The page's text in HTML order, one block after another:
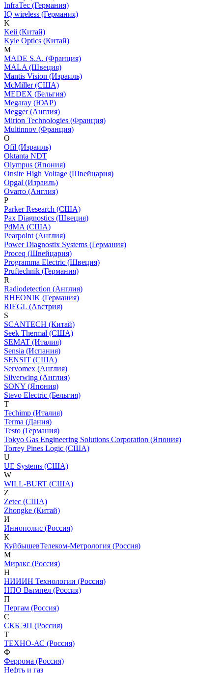
InfraTec (Германия)
IQ wireless (Германия)
K
Keii (Китай)
Kyle Optics (Китай)
M
MADE S.A. (Франция)
MALA (Швеция)
Mantis Vision (Израиль)
McMiller (США)
MEDEX (Бельгия)
Megaray (ЮАР)
Megger (Англия)
Mirion Technologies (Франция)
Multinnov (Франция)
O
Ofil (Израиль)
Oktanta NDT
Olympus (Япония)
Onsite High Voltage (Швейцария)
Opgal (Израиль)
Ovarro (Англия)
P
Parker Research (США)
Pax Diagnostics (Швеция)
PdMA (США)
Pearpoint (Англия)
Power Diagnostix Systems (Германия)
Proceq (Швейцария)
Programma Electric (Швеция)
Pruftechnik (Германия)
R
Radiodetection (Англия)
RHEONIK (Германия)
RIEGL (Австрия)
S
SCANTECH (Китай)
Seek Thermal (США)
SEMAT (Италия)
Sensia (Испания)
SENSIT (США)
Servomex (Англия)
Silverwing (Англия)
SONY (Япония)
Stevo Electric (Бельгия)
T
Techimp (Италия)
Terma (Дания)
Testo (Германия)
Tokyo Gas Engineering Solutions Corporation (Япония)
Torrey Pines Logic (США)
U
UE Systems (США)
W
WILL-BURT (США)
Z
Zetec (США)
Zhongke (Китай)
И
Иннополис (Россия)
К
КуйбышевТелеком-Метрология (Россия)
М
Миракс (Россия)
Н
НИИИН Технологии (Россия)
НПО Вымпел (Россия)
П
Пергам (Россия)
С
СКБ ЭП (Россия)
Т
ТЕХНО-АС (Россия)
Ф
Феррома (Россия)
Нефть и газ